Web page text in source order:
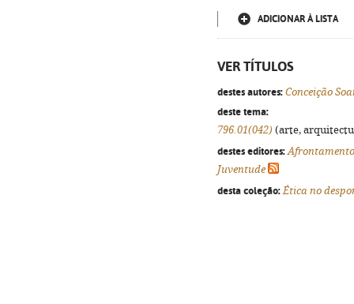
ADICIONAR À LISTA
VER TÍTULOS
destes autores: Conceição
deste tema:
796.01(042) (arte,
destes editores: Afrontamento
Juventude
desta coleção: Ética no